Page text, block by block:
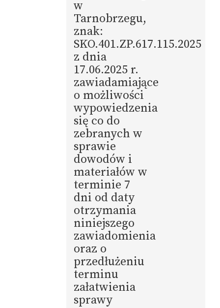
w
Tarnobrzegu,
znak:
SKO.401.ZP.617.115.2025
z dnia
17.06.2025 r.
zawiadamiające
o możliwości
wypowiedzenia
się co do
zebranych w
sprawie
dowodów i
materiałów w
terminie 7
dni od daty
otrzymania
niniejszego
zawiadomienia
oraz o
przedłużeniu
terminu
załatwienia
sprawy